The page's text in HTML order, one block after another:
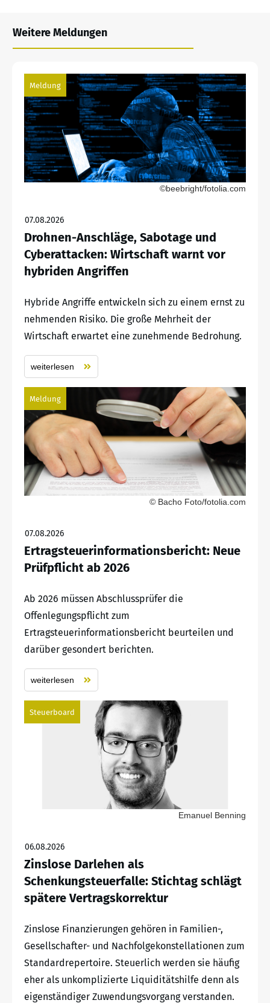
Weitere Meldungen
Meldung
©beebright/fotolia.com
07.08.2026
Drohnen-Anschläge, Sabotage und
Cyberattacken: Wirtschaft warnt vor
hybriden Angriffen
Hybride Angriffe entwickeln sich zu einem ernst zu
nehmenden Risiko. Die große Mehrheit der
Wirtschaft erwartet eine zunehmende Bedrohung.
weiterlesen
Meldung
© Bacho Foto/fotolia.com
07.08.2026
Ertragsteuerinformationsbericht: Neue
Prüfpflicht ab 2026
Ab 2026 müssen Abschlussprüfer die
Offenlegungspflicht zum
Ertragsteuerinformationsbericht beurteilen und
darüber gesondert berichten.
weiterlesen
Steuerboard
Emanuel Benning
06.08.2026
Zinslose Darlehen als
Schenkungsteuerfalle: Stichtag schlägt
spätere Vertragskorrektur
Zinslose Finanzierungen gehören in Familien-,
Gesellschafter- und Nachfolgekonstellationen zum
Standardrepertoire. Steuerlich werden sie häufig
eher als unkomplizierte Liquiditätshilfe denn als
eigenständiger Zuwendungsvorgang verstanden.